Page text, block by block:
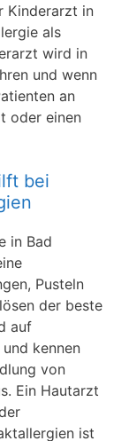
Kinderarzt in
als
wird in
und wenn
an
oder einen
bei
in Bad
Pusteln
der beste
auf
kennen
von
Ein Hautarzt
ist